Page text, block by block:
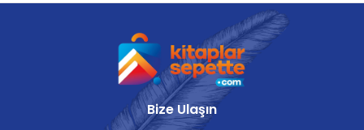
Bize Ulaşın